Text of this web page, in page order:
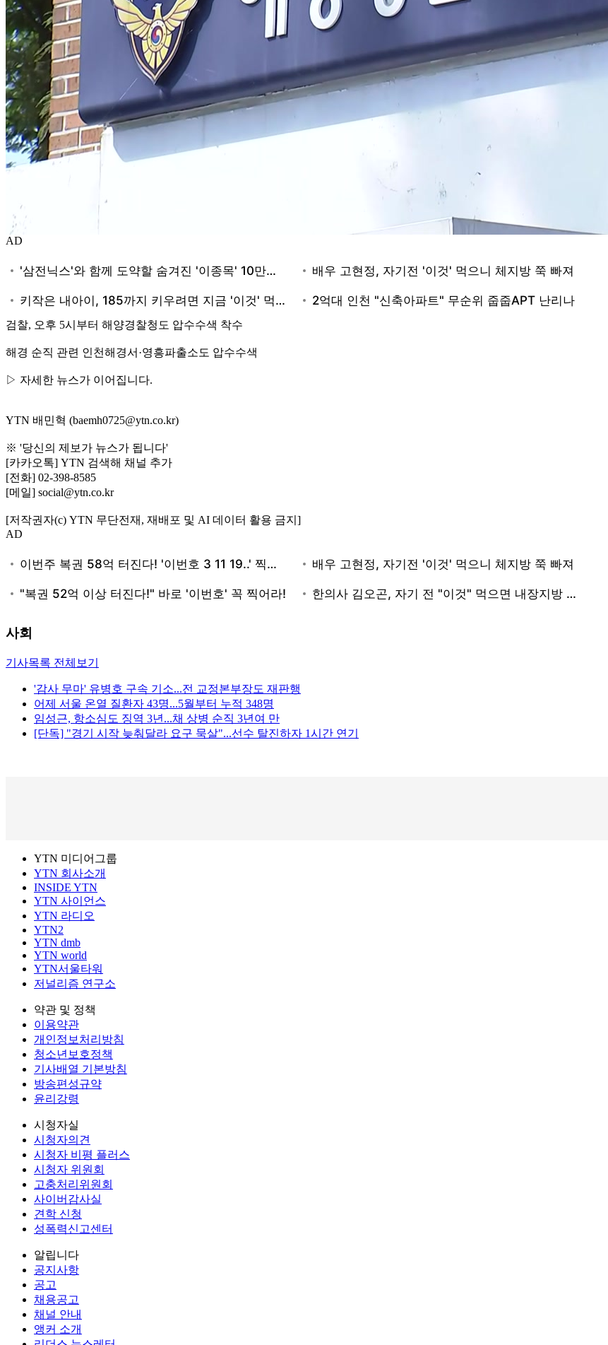
AD
검찰, 오후 5시부터 해양경찰청도 압수수색 착수
해경 순직 관련 인천해경서·영흥파출소도 압수수색
▷ 자세한 뉴스가 이어집니다.
YTN 배민혁 (baemh0725@ytn.co.kr)
※ '당신의 제보가 뉴스가 됩니다'
[카카오톡] YTN 검색해 채널 추가
[전화] 02-398-8585
[메일] social@ytn.co.kr
[저작권자(c) YTN 무단전재, 재배포 및 AI 데이터 활용 금지]
AD
사회
기사목록 전체보기
'감사 무마' 유병호 구속 기소...전 교정본부장도 재판행
어제 서울 온열 질환자 43명...5월부터 누적 348명
임성근, 항소심도 징역 3년...채 상병 순직 3년여 만
[단독] "경기 시작 늦춰달라 요구 묵살"...선수 탈진하자 1시간 연기
YTN 미디어그룹
YTN 회사소개
INSIDE YTN
YTN 사이언스
YTN 라디오
YTN2
YTN dmb
YTN world
YTN서울타워
저널리즘 연구소
약관 및 정책
이용약관
개인정보처리방침
청소년보호정책
기사배열 기본방침
방송편성규약
윤리강령
시청자실
시청자의견
시청자 비평 플러스
시청자 위원회
고충처리위원회
사이버감사실
견학 신청
성폭력신고센터
알립니다
공지사항
공고
채용공고
채널 안내
앵커 소개